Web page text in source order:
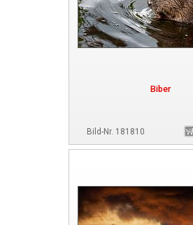
Biber
Bild-Nr. 181810